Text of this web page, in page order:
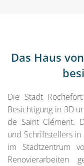
Das Haus
Die Stadt
Besichtigung in 3D
de Saint Clément.
und Schriftstellers
im Stadtzentrum
Renovierarbeiten